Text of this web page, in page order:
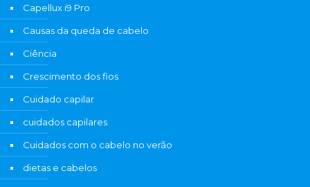
Capellux i9 Pro
Causas da queda de cabelo
Ciência
Crescimento dos fios
Cuidado capilar
cuidados capilares
Cuidados com o cabelo no verão
dietas e cabelos